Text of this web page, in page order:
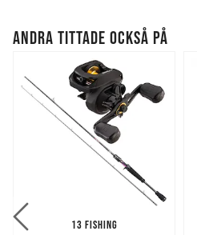
ANDRA TITTADE OCKSÅ PÅ
13 FISHING